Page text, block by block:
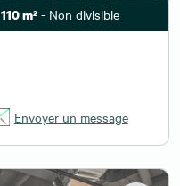
110 m² - Non divisible
Envoyer un message